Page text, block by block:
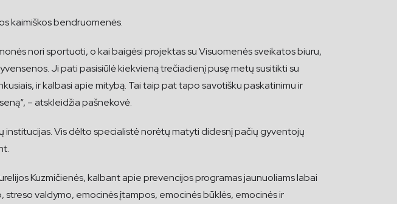
kaimiškos bendruomenės.
nori sportuoti, o kai baigėsi projektas su Visuomenės sveikatos biuru,
Ji pati pasisiūlė kiekvieną trečiadienį pusę metų susitikti su
ir kalbasi apie mitybą. Tai taip pat tapo savotišku paskatinimu ir
– atskleidžia pašnekovė.
Vis dėlto specialistė norėtų matyti didesnį pačių gyventojų
Kuzmičienės, kalbant apie prevencijos programas jaunuoliams labai
valdymo, emocinės įtampos, emocinės būklės, emocinės ir